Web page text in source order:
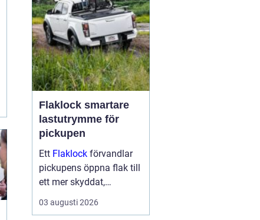
Flaklock smartare
lastutrymme för
pickupen
Ett Flaklock förvandlar
pickupens öppna flak till
ett mer skyddat,
praktiskt och ibland
också mer bränslesnålt
03 augusti 2026